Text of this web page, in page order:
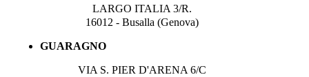
LARGO ITALIA 3/R.
16012 - Busalla (Genova)
GUARAGNO
VIA S. PIER D'ARENA 6/C